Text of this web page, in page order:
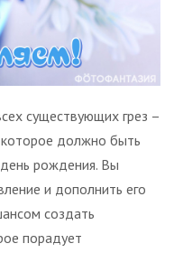
существующих грез –
должно быть
рождения. Вы
и дополнить его
создать
порадует